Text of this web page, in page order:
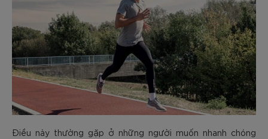
Điều này thường gặp ở những người muốn nhanh chóng